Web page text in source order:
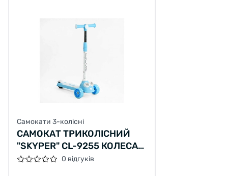
Самокати 3-колісні
САМОКАТ ТРИКОЛІСНИЙ
"SKYPER" CL-9255 КОЛЕСА
PU 125Х40ММ ЗІ СВІТЛОМ,
0 відгуків